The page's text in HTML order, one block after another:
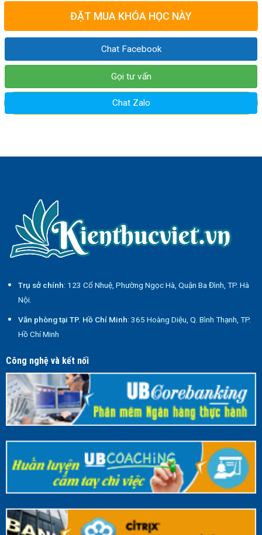
ĐẶT MUA KHÓA HỌC NÀY
Chat Facebook
Gọi tư vấn
Chat Zalo
Trụ sở chính: 123 Cổ Nhuệ, Phường Ngọc Hà, Quận Ba Đình, TP. Hà
Nội.
Văn phòng tại TP. Hồ Chí Minh: 365 Hoàng Diệu, Q. Bình Thạnh, TP.
Hồ Chí Minh
Công nghệ và kết nối